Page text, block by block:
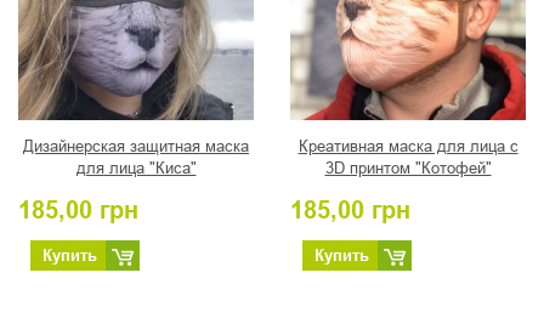
Дизайнерская защитная маска
для лица "Киса"
185,00 грн
Купить
Креативная маска для лица с
3D принтом "Котофей"
185,00 грн
Купить